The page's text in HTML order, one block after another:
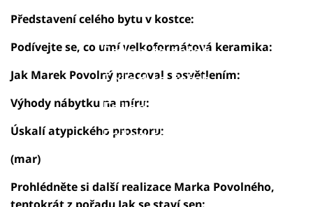
Představení celého bytu v kostce:
Failed to fetch
Podívejte se, co umí velkoformátová keramika:
Failed to fetch
Jak Marek Povolný pracoval s osvětlením:
Failed to fetch
Výhody nábytku na míru:
Failed to fetch
Úskalí atypického prostoru:
(mar)
Prohlédněte si další realizace Marka Povolného,